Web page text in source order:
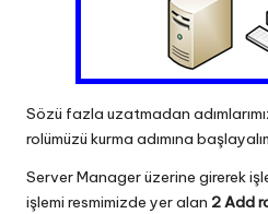
Sözü fazla uzatmadan
rolümüzü kurma adımına
Server Manager üzerine girerek
işlemi resmimizde yer alan 2 Add